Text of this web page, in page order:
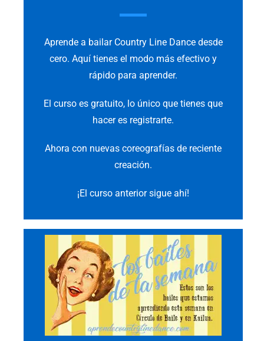
Aprende a bailar Country Line Dance desde
cero. Aquí tienes el modo más efectivo y
rápido para aprender.
El curso es gratuito, lo único que tienes que
hacer es registrarte.
Ahora con nuevas coreografías de reciente
creación.
¡El curso anterior sigue ahí!